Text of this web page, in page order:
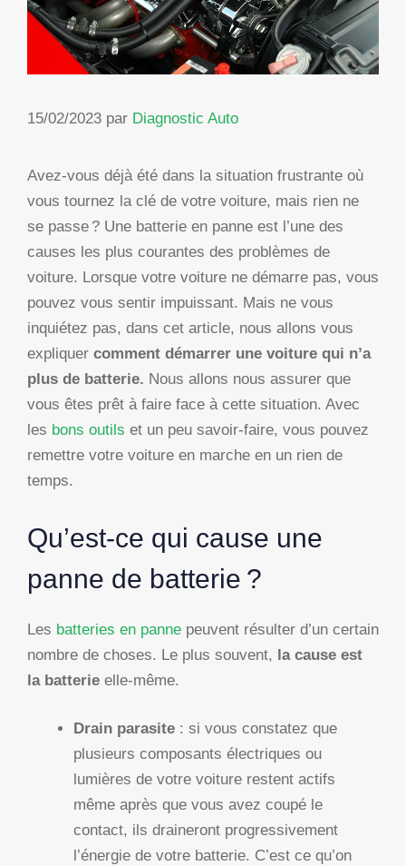
15/02/2023 par Diagnostic Auto
Avez-vous déjà été dans la situation frustrante où
vous tournez la clé de votre voiture, mais rien ne
se passe ? Une batterie en panne est l’une des
causes les plus courantes des problèmes de
voiture. Lorsque votre voiture ne démarre pas, vous
pouvez vous sentir impuissant. Mais ne vous
inquiétez pas, dans cet article, nous allons vous
expliquer comment démarrer une voiture qui n’a
plus de batterie. Nous allons nous assurer que
vous êtes prêt à faire face à cette situation. Avec
les bons outils et un peu savoir-faire, vous pouvez
remettre votre voiture en marche en un rien de
temps.
Qu’est-ce qui cause une
panne de batterie ?
Les batteries en panne peuvent résulter d’un certain
nombre de choses. Le plus souvent, la cause est
la batterie elle-même.
Drain parasite : si vous constatez que
plusieurs composants électriques ou
lumières de votre voiture restent actifs
même après que vous avez coupé le
contact, ils draineront progressivement
l’énergie de votre batterie. C’est ce qu’on